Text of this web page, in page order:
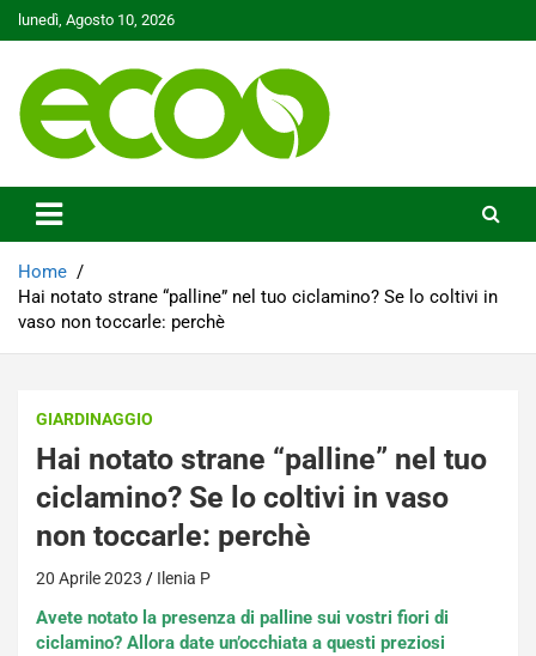
Skip
to
lunedì, Agosto 10, 2026
Ecoo.it
Home
Hai notato strane “palline” nel tuo ciclamino? Se lo coltivi in
vaso non toccarle: perchè
GIARDINAGGIO
Hai notato strane “palline” nel tuo
ciclamino? Se lo coltivi in vaso
non toccarle: perchè
20 Aprile 2023 Ilenia P
Avete notato la presenza di palline sui vostri fiori di
ciclamino? Allora date un’occhiata a questi preziosi